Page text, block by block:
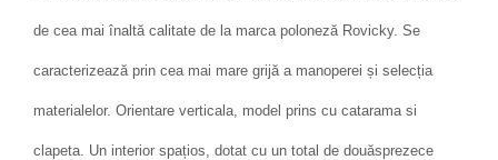
de cea mai înaltă calitate de la marca poloneză Rovicky. Se
caracterizează prin cea mai mare grijă a manoperei și selecția
materialelor. Orientare verticala, model prins cu catarama si
clapeta. Un interior spațios, dotat cu un total de douăsprezece